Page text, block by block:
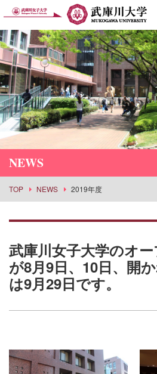
NEWS
TOP NEWS 2019年度
武庫川女子大学のオ
が8月9日、10日、開
は9月29日です。